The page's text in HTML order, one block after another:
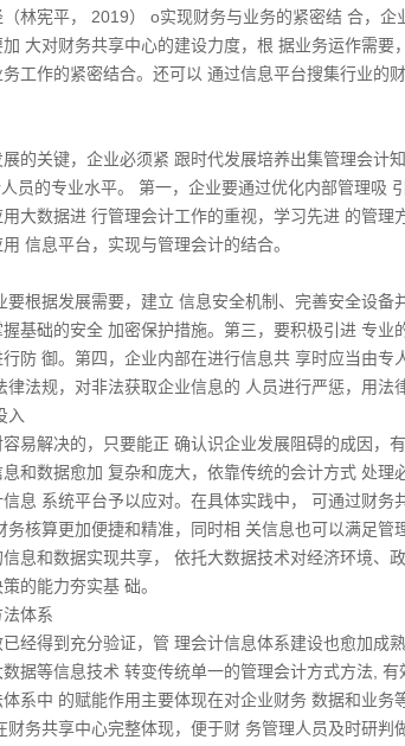
林宪平， 2019） o实现财务与业务的紧密结 合，
大对财务共享中心的建设力度，根 据业务运作需
工作的紧密结合。还可以 通过信息平台搜集行业的
的关键，企业必须紧 跟时代发展培养出集管理会计
员的专业水平。 第一，企业要通过优化内部管理吸
大数据进 行管理会计工作的重视，学习先进 的管
信息平台，实现与管理会计的结合。
根据发展需要，建立 信息安全机制、完善安全设备
基础的安全 加密保护措施。第三，要积极引进 专业
防 御。第四，企业内部在进行信息共 享时应当由专
法规，对非法获取企业信息的 人员进行严惩，用法
入
易解决的，只要能正 确认识企业发展阻碍的成因，
和数据愈加 复杂和庞大，依靠传统的会计方式 处
息 系统平台予以应对。在具体实践中， 可通过财
核算更加便捷和精准，同时相 关信息也可以满足
息和数据实现共享， 依托大数据技术对经济环境、
的能力夯实基 础。
法体系
经得到充分验证，管 理会计信息体系建设也愈加成
据等信息技术 转变传统单一的管理会计方式方法,
系中 的赋能作用主要体现在对企业财务 数据和业
务共享中心完整体现，便于财 务管理人员及时研判